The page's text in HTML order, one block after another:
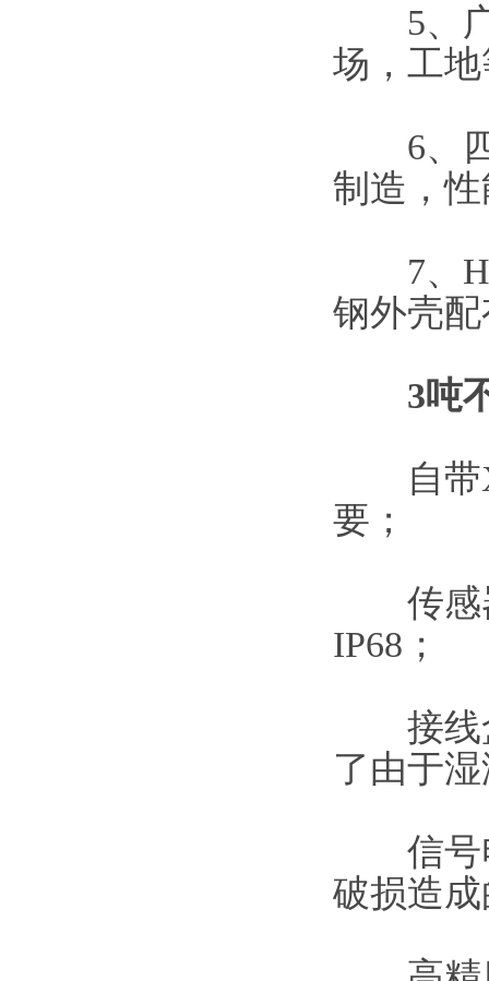
5、广
场，工
6、四
制造，
7、
钢外壳
3吨
自带
要；
传感器
IP68；
接线盒
了由于
信号电
破损造